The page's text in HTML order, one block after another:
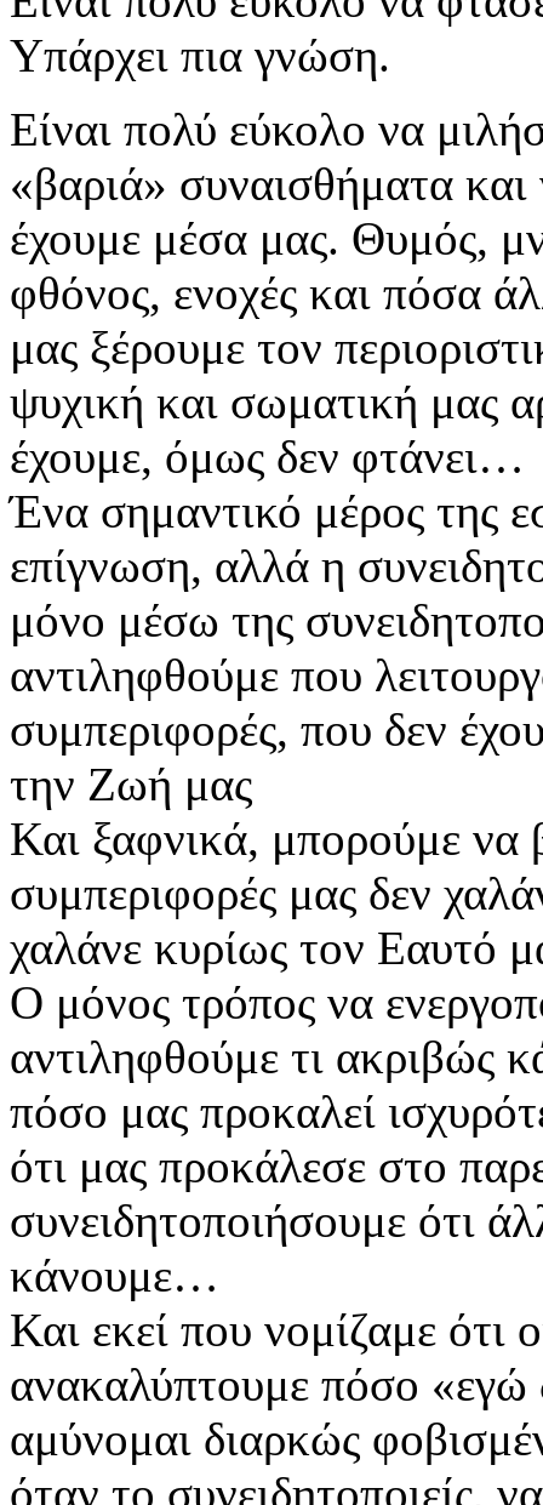
Υπάρχει πια γνώση.
Είναι πολύ εύκολο να
«βαριά» συναισθήματα
έχουμε μέσα μας. Θυμός,
φθόνος, ενοχές και πόσα
μας ξέρουμε τον
ψυχική και σωματική μας
έχουμε, όμως δεν φτάνει…
Ένα σημαντικό μέρος της
επίγνωση, αλλά η
μόνο μέσω της
αντιληφθούμε που
συμπεριφορές, που δεν
την Ζωή μας
Και ξαφνικά, μπορούμε να
συμπεριφορές μας δεν
χαλάνε κυρίως τον Εαυτό
Ο μόνος τρόπος να
αντιληφθούμε τι ακριβώς
πόσο μας προκαλεί
ότι μας προκάλεσε στο
συνειδητοποιήσουμε ότι
κάνουμε…
Και εκεί που νομίζαμε ότι
ανακαλύπτουμε πόσο «εγώ
αμύνομαι διαρκώς
όταν το συνειδητοποιείς,